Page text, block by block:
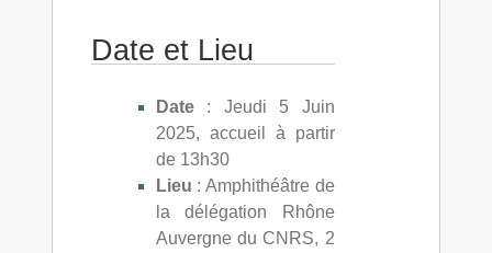
Date et Lieu
Date: Jeudi 5 Juin
2025, accueil à partir
de 13h30
Lieu : Amphithéâtre de
la délégation Rhône
Auvergne du CNRS, 2